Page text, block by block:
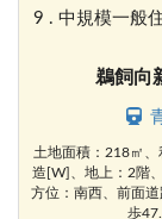
9 . 中規模一般
鵜飼向
土地面積：218㎡
造[W]、地上：2階
方位：南西、前面
歩